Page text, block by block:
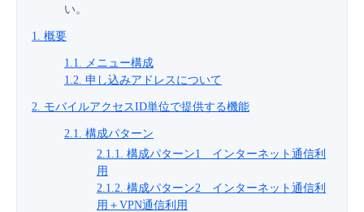
サポート
管理機能
すべてのメニューを見る
モニタリング/監査
サポート
管理機能
すべてのメニューを見る
ネットワーク
IoT
モニタリング/監査
サポート
すべてのメニューを見る
- 新規お申し込み方法
- 初期設定・確認
- ユーザー機能の管理
- 登録情報の管理
- セキュリティ・監査
- リモートワーク
サービス稼働状況
故障/メンテナンス履歴
メンテナンス予定
定期メンテナンス
協業パートナー
脱炭素化
い。
1. 概要
1.1. メニュー構成
1.2. 申し込みアドレスについて
2. モバイルアクセスID単位で提供する機能
2.1. 構成パターン
2.1.1. 構成パターン1 インターネット通信利
用
2.1.2. 構成パターン2 インターネット通信利
用＋VPN通信利用